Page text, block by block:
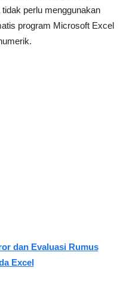
perlu menggunakan
program Microsoft Excel
dan Evaluasi Rumus
Excel